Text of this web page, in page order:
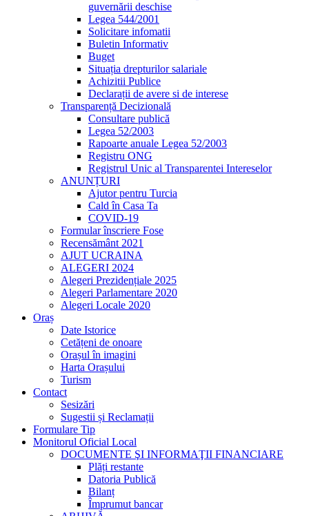
guvernării deschise
Legea 544/2001
Solicitare infomatii
Buletin Informativ
Buget
Situația drepturilor salariale
Achizitii Publice
Declarații de avere si de interese
Transparență Decizională
Consultare publică
Legea 52/2003
Rapoarte anuale Legea 52/2003
Registru ONG
Registrul Unic al Transparentei Intereselor
ANUNȚURI
Ajutor pentru Turcia
Cald în Casa Ta
COVID-19
Formular înscriere Fose
Recensământ 2021
AJUT UCRAINA
ALEGERI 2024
Alegeri Prezidențiale 2025
Alegeri Parlamentare 2020
Alegeri Locale 2020
Oraș
Date Istorice
Cetățeni de onoare
Orașul în imagini
Harta Orașului
Turism
Contact
Sesizări
Sugestii și Reclamații
Formulare Tip
Monitorul Oficial Local
DOCUMENTE ŞI INFORMAŢII FINANCIARE
Plăți restante
Datoria Publică
Bilanț
Împrumut bancar